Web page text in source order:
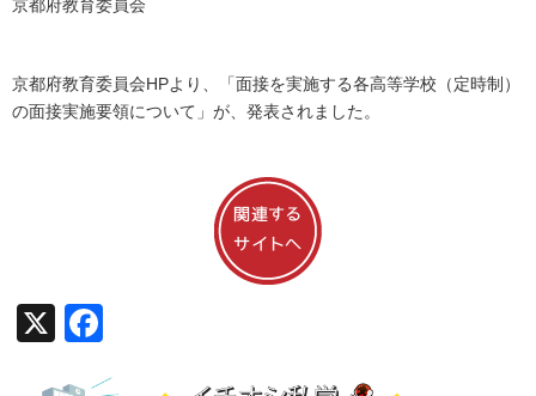
京都府教育委員会
京都府教育委員会HPより、「面接を実施する各高等学校（定時制）
の面接実施要領について」が、発表されました。
X